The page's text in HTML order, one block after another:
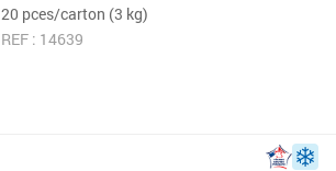
20 pces/carton (3 kg)
REF : 14639